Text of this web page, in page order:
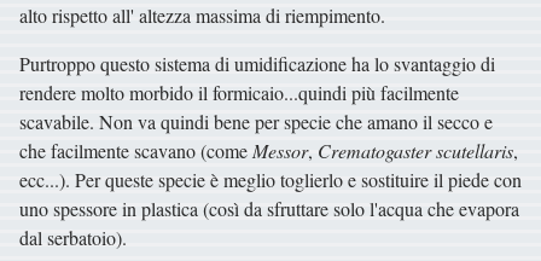
alto rispetto all' altezza massima di riempimento.
Purtroppo questo sistema di umidificazione ha lo svantaggio di
rendere molto morbido il formicaio...quindi più facilmente
scavabile. Non va quindi bene per specie che amano il secco e
che facilmente scavano (come Messor, Crematogaster scutellaris,
ecc...). Per queste specie è meglio toglierlo e sostituire il piede con
uno spessore in plastica (così da sfruttare solo l'acqua che evapora
dal serbatoio).